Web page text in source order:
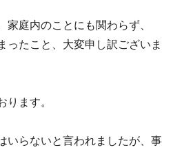
庭内のことにも関わらず、
ったこと、大変申し訳ございま
ります。
いらないと言われましたが、事